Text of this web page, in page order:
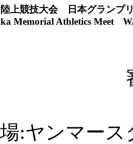
陸上競技大会 日本グランプ
Memorial Athletics Meet
:ヤンマー